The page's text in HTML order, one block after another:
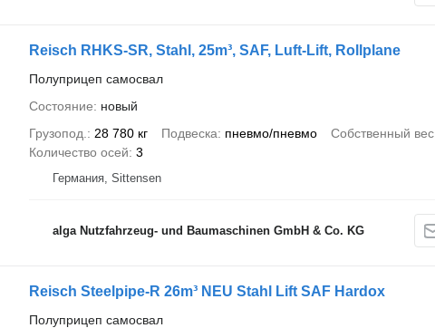
Reisch RHKS-SR, Stahl, 25m³, SAF, Luft-Lift, Rollplane
Полуприцеп самосвал
Состояние
новый
Грузопод.
28 780 кг Подвеска пневмо/пневмо Собственный вес
Количество осей 3
Германия, Sittensen
alga Nutzfahrzeug- und Baumaschinen GmbH & Co. KG
Reisch Steelpipe-R 26m³ NEU Stahl Lift SAF Hardox
Полуприцеп самосвал